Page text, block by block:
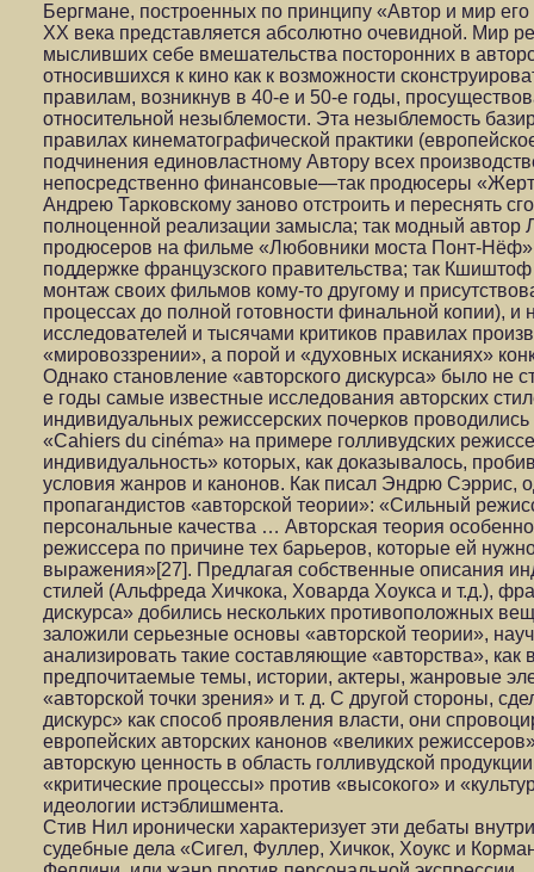
Бергмане, построенных по принципу «Автор и мир
ХХ века представляется абсолютно очевидной. Мир
мысливших себе вмешательства посторонних в
относившихся к кино как к возможности
правилам, возникнув в 40-е и 50-е годы,
относительной незыблемости. Эта незыблемость
правилах кинематографической практики
подчинения единовластному Автору всех
непосредственно финансовые—так продюсеры
Андрею Тарковскому заново отстроить и переснять
полноценной реализации замысла; так модный автор
продюсеров на фильме «Любовники моста Понт-
поддержке французского правительства; так
монтаж своих фильмов кому-то другому и
процессах до полной готовности финальной копии), и
исследователей и тысячами критиков правилах
«мировоззрении», а порой и «духовных исканиях»
Однако становление «авторского дискурса» было не
е годы самые известные исследования авторских
индивидуальных режиссерских почерков проводились
«Cahiers du cinéma» на примере голливудских
индивидуальность» которых, как доказывалось,
условия жанров и канонов. Как писал Эндрю Сэррис,
пропагандистов «авторской теории»: «Сильный
персональные качества … Авторская теория
режиссера по причине тех барьеров, которые ей
выражения»[27]. Предлагая собственные описания
стилей (Альфреда Хичкока, Ховарда Хоукса и т.д.),
дискурса» добились нескольких противоположных
заложили серьезные основы «авторской теории»,
анализировать такие составляющие «авторства», как
предпочитаемые темы, истории, актеры, жанровые
«авторской точки зрения» и т. д. С другой стороны,
дискурс» как способ проявления власти, они
европейских авторских канонов «великих
авторскую ценность в область голливудской
«критические процессы» против «высокого» и
идеологии истэблишмента.
Стив Нил иронически характеризует эти дебаты
судебные дела «Сигел, Фуллер, Хичкок, Хоукс и